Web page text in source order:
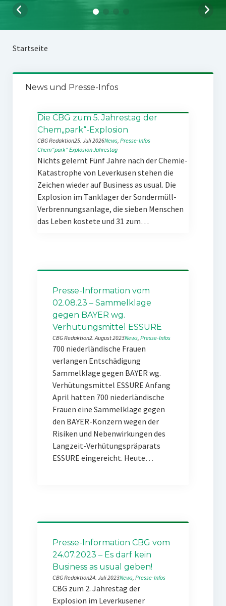
Startseite
News und Presse-Infos
Die CBG zum 5. Jahrestag der
Chem„park“-Explosion
CBG Redaktion25. Juli 2026News, Presse-Infos
Chem“park“ExplosionJahrestag
Nichts gelernt Fünf Jahre nach der Chemie-
Katastrophe von Leverkusen stehen die
Zeichen wieder auf Business as usual. Die
Explosion im Tanklager der Sondermüll-
Verbrennungsanlage, die sieben Menschen
das Leben kostete und 31 zum…
Presse-Information vom
02.08.23 – Sammelklage
gegen BAYER wg.
Verhütungsmittel ESSURE
CBG Redaktion2. August 2023News, Presse-Infos
700 niederländische Frauen
verlangen Entschädigung
Sammelklage gegen BAYER wg.
Verhütungsmittel ESSURE Anfang
April hatten 700 niederländische
Frauen eine Sammelklage gegen
den BAYER-Konzern wegen der
Risiken und Nebenwirkungen des
Langzeit-Verhütungspräparats
ESSURE eingereicht. Heute…
Presse-Information CBG vom
24.07.2023 – Es darf kein
Business as usual geben!
CBG Redaktion24. Juli 2023News, Presse-Infos
CBG zum 2. Jahrestag der
Explosion im Leverkusener